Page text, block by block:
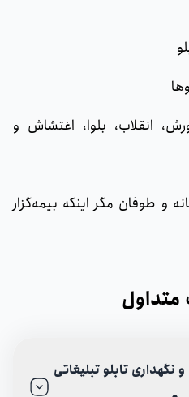
انقلاب، بلوا، اغتشاش و
و طوفان مگر اینکه بیمه‌گزار
متداول
تابلو تبلیغاتی